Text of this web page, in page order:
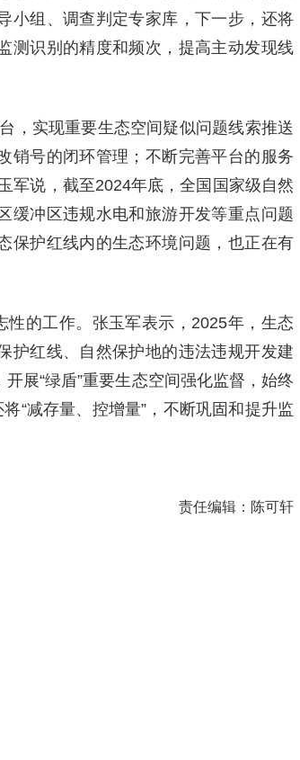
小组、调查判定专家库，下一步，还将
测识别的精度和频次，提高主动发现线
，实现重要生态空间疑似问题线索推送
销号的闭环管理；不断完善平台的服务
军说，截至2024年底，全国国家级自然
缓冲区违规水电和旅游开发等重点问题
保护红线内的生态环境问题，也正在有
性的工作。张玉军表示，2025年，生态
护红线、自然保护地的违法违规开发建
展“绿盾”重要生态空间强化监督，始终
“减存量、控增量”，不断巩固和提升监
责任编辑：陈可轩